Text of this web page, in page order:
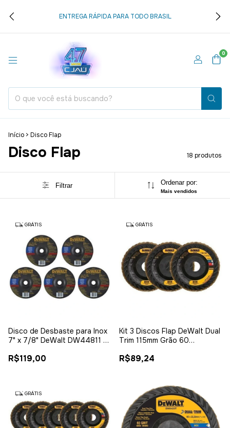
ENTREGA RÁPIDA PARA TODO BRASIL
0
Início > Disco Flap
Disco Flap 18 produtos
Filtrar Ordenar por:
Mais vendidos
GRÁTIS
Disco de Desbaste para Inox
7" x 7/8" DeWalt DW44811 –
R$119,00
GRÁTIS
Kit 3 Discos Flap DeWalt Dual
Trim 115mm Grão 60
R$89,24
GRÁTIS